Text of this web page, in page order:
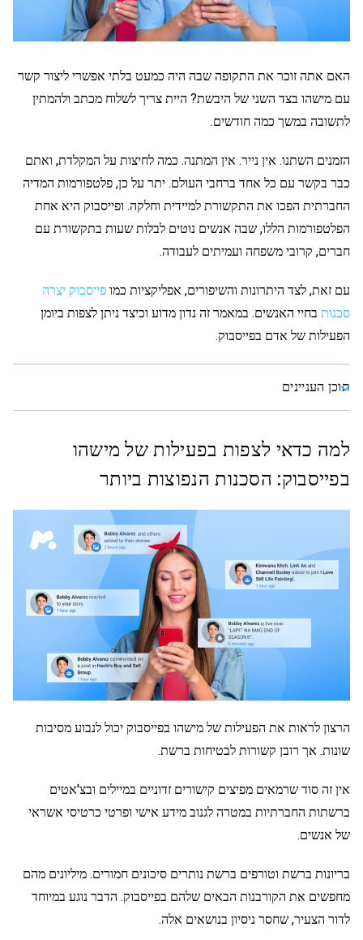
האם אתה זוכר את התקופה שבה היה כמעט בלתי אפשרי ליצור קשר
עם מישהו בצד השני של היבשת? היית צריך לשלוח מכתב ולהמתין
לתשובה במשך כמה חודשים.
הזמנים השתנו. אין נייר. אין המתנה. כמה לחיצות על המקלדת, ואתם
כבר בקשר עם כל אחד ברחבי העולם. יתר על כן, פלטפורמות המדיה
החברתית הפכו את התקשורת למיידית וחלקה. ופייסבוק היא אחת
הפלטפורמות הללו, שבה אנשים נוטים לבלות שעות בתקשורת עם
חברים, קרובי משפחה ועמיתים לעבודה.
עם זאת, לצד היתרונות והשיפורים, אפליקציות כמו פייסבוק יצרה
סכנות בחיי האנשים. במאמר זה נדון מדוע וכיצד ניתן לצפות ביומן
הפעילות של אדם בפייסבוק.
תוכן העניינים
למה כדאי לצפות בפעילות של מישהו
בפייסבוק: הסכנות הנפוצות ביותר
הרצון לראות את הפעילות של מישהו בפייסבוק יכול לנבוע מסיבות
שונות. אך רובן קשורות לבטיחות ברשת.
אין זה סוד שרמאים מפיצים קישורים זדוניים במיילים ובצ'אטים
ברשתות החברתיות במטרה לגנוב מידע אישי ופרטי כרטיסי אשראי
של אנשים.
בריונות ברשת וטורפים ברשת נותרים סיכונים חמורים. מיליונים מהם
מחפשים את הקורבנות הבאים שלהם בפייסבוק. הדבר נוגע במיוחד
לדור הצעיר, שחסר ניסיון בנושאים אלה.